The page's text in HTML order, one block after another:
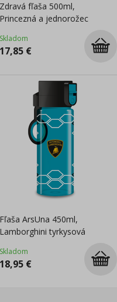
Zdravá fľaša 500ml,
Princezná a jednorožec
Skladom
17,85 €
Fľaša ArsUna 450ml,
Lamborghini tyrkysová
Skladom
18,95 €